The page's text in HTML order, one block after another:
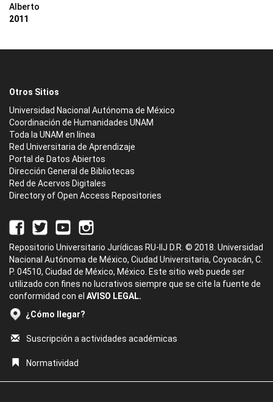
Alberto
2011
Otros Sitios
Universidad Nacional Autónoma de México
Coordinación de Humanidades UNAM
Toda la UNAM en línea
Red Universitaria de Aprendizaje
Portal de Datos Abiertos
Dirección General de Bibliotecas
Red de Acervos Digitales
Directory of Open Access Repositories
Repositorio Universitario Jurídicas RU-IIJ D.R. © 2018. Universidad
Nacional Autónoma de México, Ciudad Universitaria, Coyoacán, C.
P. 04510, Ciudad de México, México. Este sitio web puede ser
utilizado con fines no lucrativos siempre que se cite la fuente de
conformidad con el AVISO LEGAL.
¿Cómo llegar?
Suscripción a actividades académicas
Normatividad